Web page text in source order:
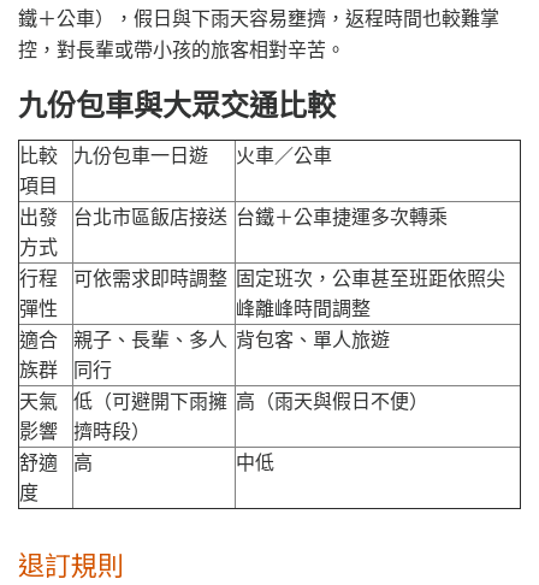
鐵＋公車），假日與下雨天容易壅擠，返程時間也較難掌
控，對長輩或帶小孩的旅客相對辛苦。
九份包車與大眾交通比較
比較
項目
九份包車一日遊 火車／公車
出發
方式
台北市區飯店接送 台鐵＋公車捷運多次轉乘
行程
彈性
可依需求即時調整 固定班次，公車甚至班距依照尖
峰離峰時間調整
適合
族群
親子、長輩、多人
同行
背包客、單人旅遊
天氣
影響
低（可避開下雨擁
擠時段）
高（雨天與假日不便）
舒適
度
高 中低
退訂規則